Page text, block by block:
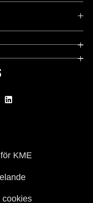
KME
cookies